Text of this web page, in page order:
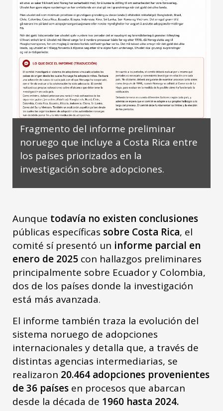
Fragmento del informe preliminar
noruego que incluye a Costa Rica entre
los países priorizados en la
investigación sobre adopciones.
Aunque todavía no existen conclusiones
públicas específicas sobre Costa Rica, el
comité sí presentó un informe parcial en
enero de 2025 con hallazgos preliminares
principalmente sobre Ecuador y Colombia,
dos de los países donde la investigación
está más avanzada.
El informe también traza la evolución del
sistema noruego de adopciones
internacionales y detalla que, a través de
distintas agencias intermediarias, se
realizaron 20.464 adopciones provenientes
de 36 países en procesos que abarcan
desde la década de 1960 hasta 2024.